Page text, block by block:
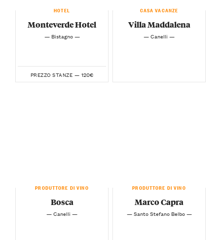
HOTEL
Monteverde Hotel
— Bistagno —
PREZZO STANZE — 120€
CASA VACANZE
Villa Maddalena
— Canelli —
PRODUTTORE DI VINO
Bosca
— Canelli —
PRODUTTORE DI VINO
Marco Capra
— Santo Stefano Belbo —